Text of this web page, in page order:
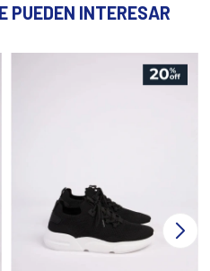
PUEDEN INTERESAR